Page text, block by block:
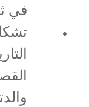
في